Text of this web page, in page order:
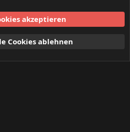
akzeptieren
Cookies ablehnen